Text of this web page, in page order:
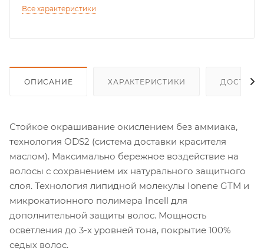
Все характеристики
ОПИСАНИЕ ХАРАКТЕРИСТИКИ
Стойкое окрашивание окислением без аммиака,
технология ODS2 (система доставки красителя
маслом). Максимально бережное воздействие на
волосы с сохранением их натурального защитного
слоя. Технология липидной молекулы Ionene GTM и
микрокатионного полимера Incell для
дополнительной защиты волос. Мощность
осветления до 3-х уровней тона, покрытие 100%
седых волос.